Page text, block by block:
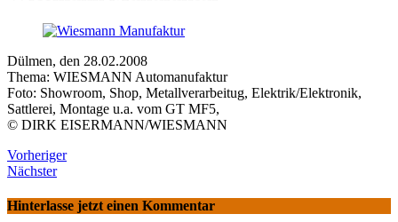
Dülmen, den 28.02.2008
Thema: WIESMANN Automanufaktur
Foto: Showroom, Shop, Metallverarbeitug, Elektrik/Elektronik,
Sattlerei, Montage u.a. vom GT MF5,
© DIRK EISERMANN/WIESMANN
Vorheriger
Nächster
Hinterlasse jetzt einen Kommentar